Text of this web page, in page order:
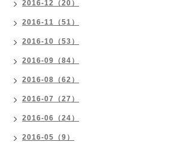
2016-12（20）
2016-11（51）
2016-10（53）
2016-09（84）
2016-08（62）
2016-07（27）
2016-06（24）
2016-05（9）